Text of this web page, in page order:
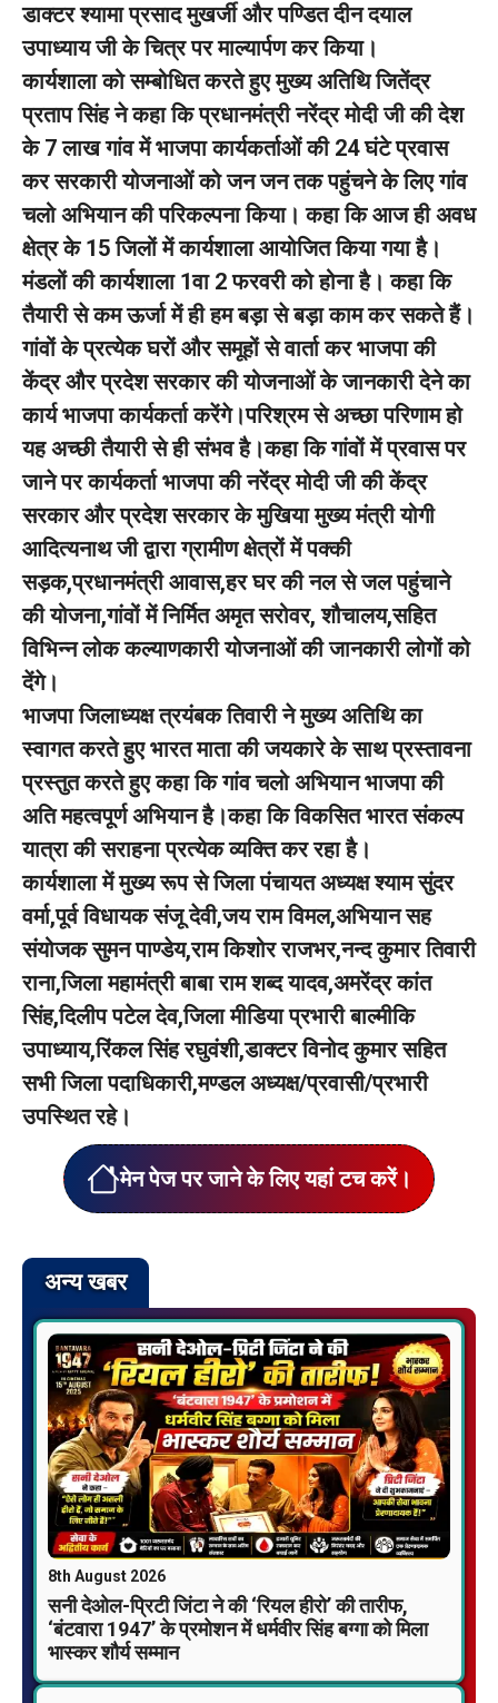
डाक्टर श्यामा प्रसाद मुखर्जी और पण्डित दीन दयाल
उपाध्याय जी के चित्र पर माल्यार्पण कर किया।
कार्यशाला को सम्बोधित करते हुए मुख्य अतिथि जितेंद्र
प्रताप सिंह ने कहा कि प्रधानमंत्री नरेंद्र मोदी जी की देश
के 7 लाख गांव में भाजपा कार्यकर्ताओं की 24 घंटे प्रवास
कर सरकारी योजनाओं को जन जन तक पहुंचने के लिए गांव
चलो अभियान की परिकल्पना किया। कहा कि आज ही अवध
क्षेत्र के 15 जिलों में कार्यशाला आयोजित किया गया है।
मंडलों की कार्यशाला 1वा 2 फरवरी को होना है। कहा कि
तैयारी से कम ऊर्जा में ही हम बड़ा से बड़ा काम कर सकते हैं।
गांवों के प्रत्येक घरों और समूहों से वार्ता कर भाजपा की
केंद्र और प्रदेश सरकार की योजनाओं के जानकारी देने का
कार्य भाजपा कार्यकर्ता करेंगे।परिश्रम से अच्छा परिणाम हो
यह अच्छी तैयारी से ही संभव है।कहा कि गांवों में प्रवास पर
जाने पर कार्यकर्ता भाजपा की नरेंद्र मोदी जी की केंद्र
सरकार और प्रदेश सरकार के मुखिया मुख्य मंत्री योगी
आदित्यनाथ जी द्वारा ग्रामीण क्षेत्रों में पक्की
सड़क,प्रधानमंत्री आवास,हर घर की नल से जल पहुंचाने
की योजना,गांवों में निर्मित अमृत सरोवर, शौचालय,सहित
विभिन्न लोक कल्याणकारी योजनाओं की जानकारी लोगों को
देंगे।
भाजपा जिलाध्यक्ष त्रयंबक तिवारी ने मुख्य अतिथि का
स्वागत करते हुए भारत माता की जयकारे के साथ प्रस्तावना
प्रस्तुत करते हुए कहा कि गांव चलो अभियान भाजपा की
अति महत्वपूर्ण अभियान है।कहा कि विकसित भारत संकल्प
यात्रा की सराहना प्रत्येक व्यक्ति कर रहा है।
कार्यशाला में मुख्य रूप से जिला पंचायत अध्यक्ष श्याम सुंदर
वर्मा,पूर्व विधायक संजू देवी,जय राम विमल,अभियान सह
संयोजक सुमन पाण्डेय,राम किशोर राजभर,नन्द कुमार तिवारी
राना,जिला महामंत्री बाबा राम शब्द यादव,अमरेंद्र कांत
सिंह,दिलीप पटेल देव,जिला मीडिया प्रभारी बाल्मीकि
उपाध्याय,रिंकल सिंह रघुवंशी,डाक्टर विनोद कुमार सहित
सभी जिला पदाधिकारी,मण्डल अध्यक्ष/प्रवासी/प्रभारी
उपस्थित रहे।
मेन पेज पर जाने के लिए यहां टच करें।
अन्य खबर
8th August 2026
सनी देओल-प्रिटी जिंटा ने की ‘रियल हीरो’ की तारीफ,
‘बंटवारा 1947’ के प्रमोशन में धर्मवीर सिंह बग्गा को मिला
भास्कर शौर्य सम्मान